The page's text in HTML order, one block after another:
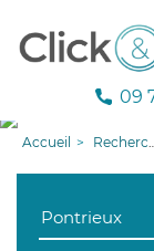
09
Accueil Recherche aide à domicile